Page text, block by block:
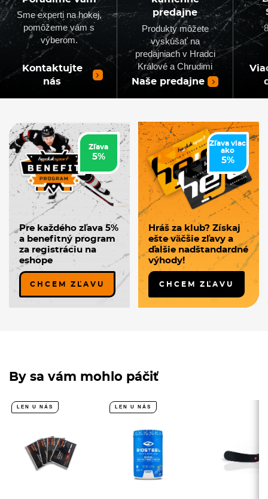
Sme experti na hokej,
pomôžeme vám s
výberom.
Kontaktujte
nás
predajne
Produkty môžete
vyskúšať na
predajniach v Hradci
Králové a Chrudimi
Naše predajne
Zľava
5%
Pre každého zľava 5%
a benefitný program
za registráciu na
eshope
CHCEM ZĽAVU
Zľava viac
ako
5%
Hráš za klub? Získaj
ešte väčšie zľavy a
ďalšie nadštandardné
výhody!
CHCEM ZĽAVU
By sa vám mohlo páčiť
LEN U NÁS LEN U NÁS